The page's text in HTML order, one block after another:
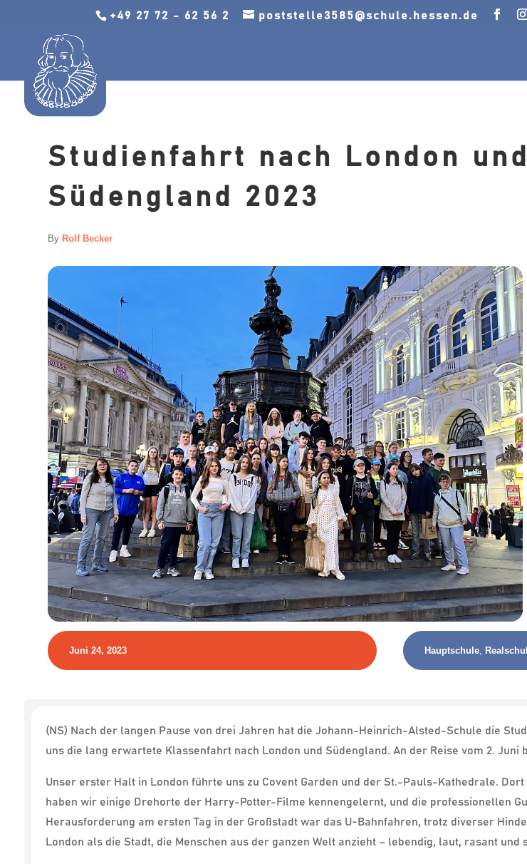
+49 27 72 - 62 56 2 poststelle3585@schule.hessen.de
Studienfahrt nach London und
Südengland 2023
By Rolf Becker
Juni 24, 2023 Hauptschule,
(NS) Nach der langen Pause von drei Jahren hat die Johann-Heinrich-Alsted-Schule die
uns die lang erwartete Klassenfahrt nach London und Südengland. An der Reise vom 2.
Unser erster Halt in London führte uns zu Covent Garden und der St.-Pauls-Kathedrale.
haben wir einige Drehorte der Harry-Potter-Filme kennengelernt, und die professionellen
Herausforderung am ersten Tag in der Großstadt war das U-Bahnfahren, trotz diverser
London als die Stadt, die Menschen aus der ganzen Welt anzieht – lebendig, laut, rasant